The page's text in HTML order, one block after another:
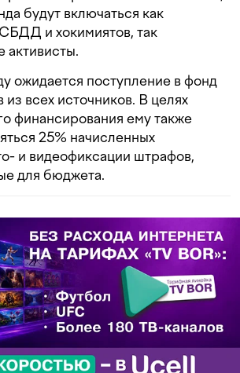
будут включаться как
и хокимиятов, так
активисты.
ожидается поступление в фонд
всех источников. В целях
финансирования ему также
25% начисленных
и видеофиксации штрафов,
для бюджета.